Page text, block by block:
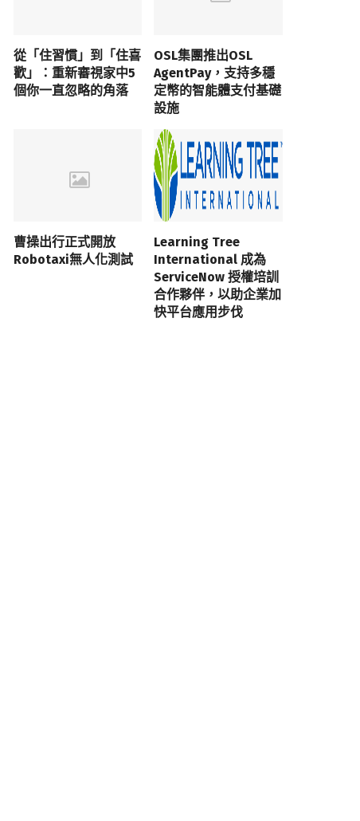
從「住習慣」到「住喜
歡」：重新審視家中5
個你一直忽略的角落
OSL集團推出OSL
AgentPay，支持多穩
定幣的智能體支付基礎
設施
曹操出行正式開放
Robotaxi無人化測試
Learning Tree
International 成為
ServiceNow 授權培訓
合作夥伴，以助企業加
快平台應用步伐